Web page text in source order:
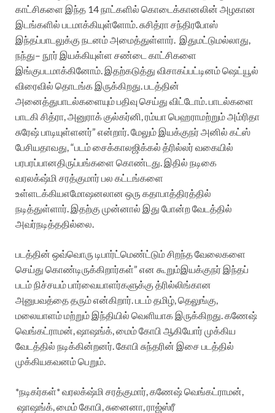
காட்சிகளை இந்த 14நாட்களில் கொடைக்கானலின் அழகான
இடங்களில் படமாக்கியுள்ளோம் சுசித்ராசந்திரபோஸ்
இந்தப்பாடலுக்கு நடனம்அமைத்துள்ளார் இதுமட்டுமல்லாது
நந்து– நூர் இயக்கியுள்ள சண்டை காட்சிகளை
இங்குபடமாக்கினோம் இதற்கடுத்து விசாகப்பட்டினம்ஷெட்யூல்
விரைவில் தொடங்க இருக்கிறது படத்தின்
அனைத்துபாடல்களையும்பதிவு செய்து விட்டோம் பாடல்களை
பாடகி சித்ரா அனுராக்குல்கர்னி ரம்யாபெஹராமற்றும்அம்ரிதா
சுரேஷ் பாடியுள்ளனர்” என்றார் மேலும் இயக்குநர்அனில் கட்ஸ்
பேசியதாவது , “படம்சைக்காலஜிக்கல் த்ரில்லர்வகையில்
பரபரப்பானதிருப்பங்களை கொண்டது இதில் நடிகை
வரலக்‌ஷ்மி சரத்குமார்பல கட்டங்களை
உள்ளடக்கியஎமோஷனலான ஒரு கதாபாத்திரத்தில்
நடித்துள்ளார் இதற்கு முன்னால் இது போன்றவேடத்தில்
அவர்நடித்ததில்லை
படத்தின் ஒவ்வொரு டிபார்ட்மெண்ட்டும்சிறந்தவேலைகளை
செய்து கொண்டிருக்கிறார்கள்” என கூறும்இயக்குநர் இந்தப்
படம்நிச்சயம்பார்வையாளர்களுக்கு த்ரில்லிங்கான
அனுபவத்தைதரும்என்கிறார் படம்தமிழ் தெலுங்கு
மலையாளம்மற்றும் இந்தியில் வெளியாக இருக்கிறது கணேஷ்
வெங்கட்ராமன் ஷாஷங்க் மைம்கோபி ஆகியோர்முக்கிய
வேடத்தில் நடிக்கின்றனர் கோபி சுந்தரின் இசை படத்தில்
முக்கியகவனம்பெறும்
*நடிகர்கள்*வரலக்‌ஷ்மி சரத்குமார் கணேஷ் வெங்கட்ராமன்
ஷாஷங்க் மைம்கோபி சுனைனா ராஜ்ஸ்ரீ